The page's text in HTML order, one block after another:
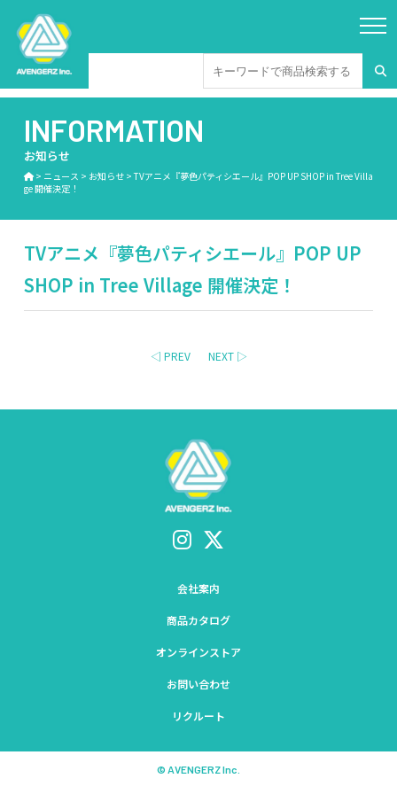
INFORMATION
お知らせ
> ニュース > お知らせ>TVアニメ『夢色パティシエール』POP UP SHOP in Tree Villa
ge 開催決定！
TVアニメ『夢色パティシエール』POP UP
SHOP in Tree Village 開催決定！
◁ PREV NEXT ▷
会社案内
商品カタログ
オンラインストア
お問い合わせ
リクルート
© AVENGERZ Inc.